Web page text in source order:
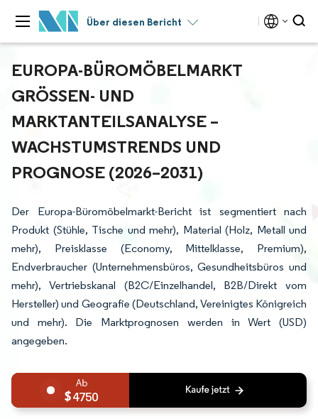
Über diesen Bericht
EUROPA-BÜROMÖBELMARKT
GRÖSSEN- UND M
ARKTANTEILSANALYSE – W
ACHSTUMSTRENDS UND P
ROGNOSE (2026–2031)
Der Europa-Büromöbelmarkt-Bericht ist segmentiert nach
Produkt (Stühle, Tische und mehr), Material (Holz, Metall und
mehr), Preisklasse (Economy, Mittelklasse, Premium),
Endverbraucher (Unternehmensbüros, Gesundheitsbüros und
mehr), Vertriebskanal (B2C/Einzelhandel, B2B/Direkt vom
Hersteller) und Geografie (Deutschland, Vereinigtes Königreich
und mehr). Die Marktprognosen werden in Wert (USD)
angegeben.
4750